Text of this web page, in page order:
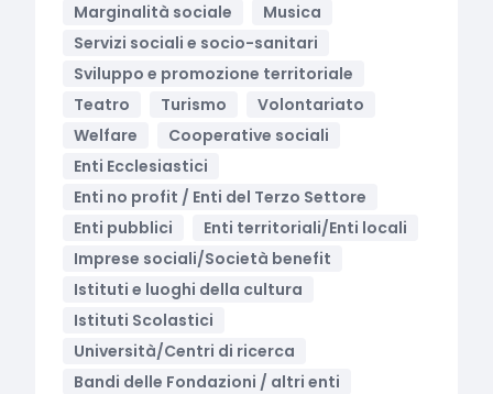
Marginalità sociale
Musica
Servizi sociali e socio-sanitari
Sviluppo e promozione territoriale
Teatro
Turismo
Volontariato
Welfare
Cooperative sociali
Enti Ecclesiastici
Enti no profit / Enti del Terzo Settore
Enti pubblici
Enti territoriali/Enti locali
Imprese sociali/Società benefit
Istituti e luoghi della cultura
Istituti Scolastici
Università/Centri di ricerca
Bandi delle Fondazioni / altri enti